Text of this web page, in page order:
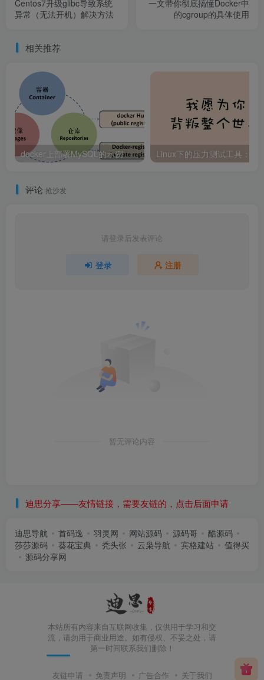
Centos7升级glibc导致系统
异常（无法开机）解决方法
一文带你彻底搞懂Docker中
的cgroup的具体使用
相关推荐
docker上部署MySQL的示例
评论 抢沙发
请登录后发表评论
登录 注册
暂无评论内容
迪思分享——友情链接，需要友链的，点击后面申请
迪思导航 首码逸 羽灵网 网站源码 源码哥
酷源码
莎莎源码
葵花宝典 秃头张 云枭导航 宾格建站
值得买
源码分享网
本站所有内容来自互联网收集，仅供用于学习和交
流，请勿用于商业用途。如有侵权、不妥之处，请
第一时间联系我们删除！
友链申请 免责声明 广告合作 关于我们